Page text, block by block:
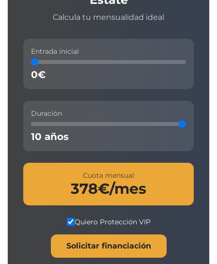
Calcula tu mensualidad ideal
Entrada inicial
0€
Duración
10 años
Cuota mensual
378€/mes
Quiero Protección VIP
Solicitar financiación